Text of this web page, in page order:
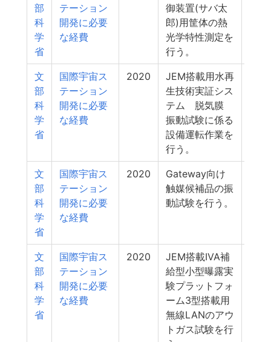
部
科
学
省
テーション
開発に必要
な経費
御装置(サバ太
郎)用筐体の熱
光学特性測定を
行う。
文
部
科
学
省
国際宇宙ス
テーション
開発に必要
な経費
2020
JEM搭載用水再
生技術実証シス
テム 脱気膜
振動試験に係る
設備運転作業を
行う。
文
部
科
学
省
国際宇宙ス
テーション
開発に必要
な経費
2020
Gateway向け
触媒候補品の振
動試験を行う。
文
部
科
学
省
国際宇宙ス
テーション
開発に必要
な経費
2020
JEM搭載IVA補
給型小型曝露実
験プラットフォ
ーム3型搭載用
無線LANのアウ
トガス試験を行